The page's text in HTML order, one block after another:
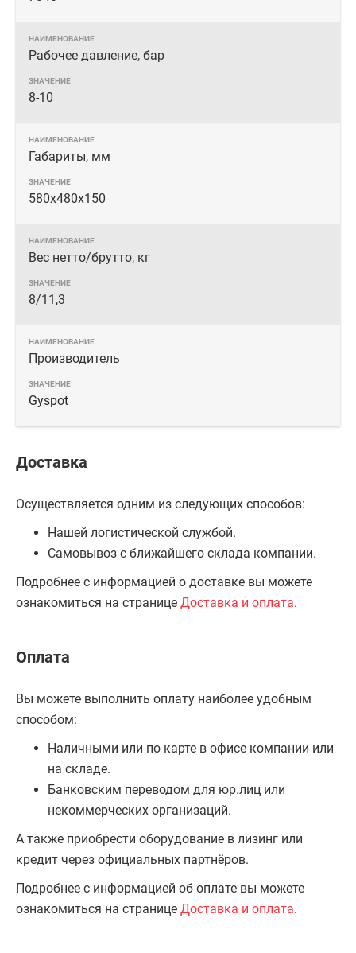
Рабочее давление, бар
8-10
Габариты, мм
580х480х150
Вес нетто/брутто, кг
8/11,3
Производитель
Gyspot
Доставка
Осуществляется одним из следующих способов:
Нашей логистической службой.
Самовывоз с ближайшего склада компании.
Подробнее с информацией о доставке вы можете
ознакомиться на странице Доставка и оплата.
Оплата
Вы можете выполнить оплату наиболее удобным
способом:
Наличными или по карте в офисе компании или
на складе.
Банковским переводом для юр.лиц или
некоммерческих организаций.
А также приобрести оборудование в лизинг или
кредит через официальных партнёров.
Подробнее с информацией об оплате вы можете
ознакомиться на странице Доставка и оплата.